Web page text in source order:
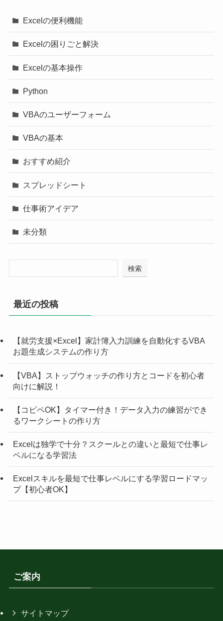
Excelの便利機能
Excelの困りごと解決
Excelの基本操作
Python
VBAのユーザーフォーム
VBAの基本
おすすめ紹介
スプレッドシート
仕事術アイデア
未分類
検索
最近の投稿
【就労支援×Excel】家計簿入力訓練を自動化するVBA
お題生成システムの作り方
【VBA】ストップウォッチの作り方とコードを初心者
向けに解説！
【コピペOK】タイマー付き！データ入力の練習ができ
るワークシートの作り方
Excelは独学で十分？スクールとの違いと最短で仕事レ
ベルになる学習法
Excelスキルを最短で仕事レベルにする学習ロードマッ
プ【初心者OK】
ご案内
サイトマップ